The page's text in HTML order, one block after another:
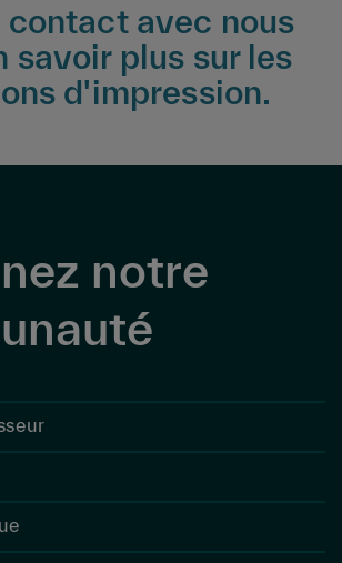
contact avec nous
savoir plus sur les
d'impression.
notre